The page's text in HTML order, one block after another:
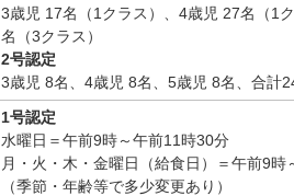
3歳児 17名（1クラス）、4歳児 27名（1
名（3クラス）
2号認定
3歳児 8名、4歳児 8名、5歳児 8名、合計
1号認定
水曜日＝午前9時～午前11時30分
月・火・木・金曜日（給食日）＝午前9時
（季節・年齢等で多少変更あり）